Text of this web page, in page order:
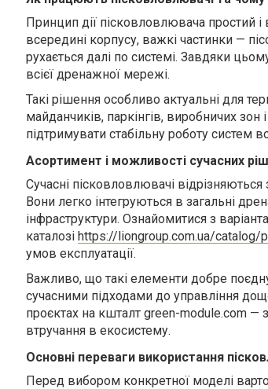
Принцип дії пісковловлювача простий
всередині корпусу, важкі частинки —
рухається далі по системі. Завдяки
всієї дренажної мережі.
Такі рішення особливо актуальні для
майданчиків, паркінгів, виробничих
підтримувати стабільну роботу систем
Асортимент і можливості сучасних
Сучасні пісковловлювачі
Вони легко інтегруються в загальні
інфраструктури. Ознайомитися з
каталозі https://liongroup.com.ua/catalog/
умов експлуатації.
Важливо, що такі елементи добре
сучасними підходами до управління
проєктах на кшталт green-module.com —
втручання в екосистему.
Основні переваги використання
Перед вибором конкретної моделі